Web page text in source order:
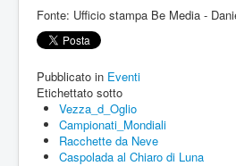
Fonte: Ufficio stampa Be Media -
Pubblicato in Eventi
Etichettato sotto
Vezza_d_Oglio
Campionati_Mondiali
Racchette da Neve
Caspolada al Chiaro di Luna